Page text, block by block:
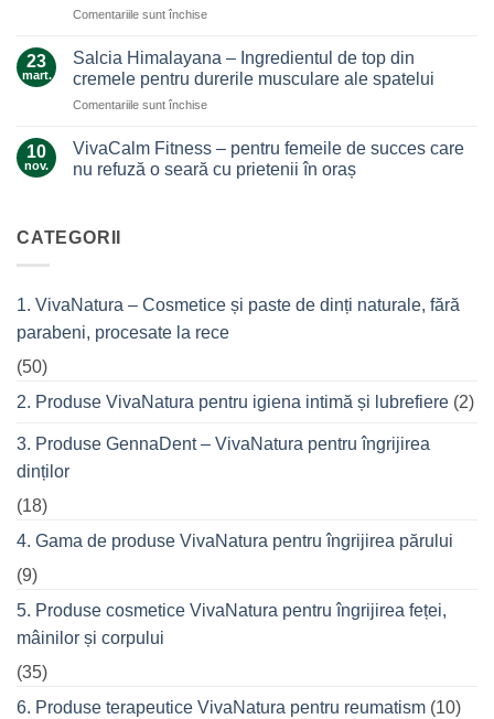
lasă
la…
ne
durerile
Comentariile sunt închisepentru
secrete
ascunde
masca
antiacneică
argilă
23
mart.
Salcia Himalayana – Ingredientul de top din
cremele pentru durerile musculare ale spatelui
Comentariile sunt închisepentru
Himalayana
Ingredientul
musculare
ale
10
nov.
VivaCalm Fitness – pentru femeile de succes care
nu refuză o seară cu prietenii în oraș
VivaCalm
de
care
cu
în
oraș
CATEGORII
1. VivaNatura – Cosmetice și paste de dinți naturale, fără
parabeni, procesate la rece
(50)
2. Produse VivaNatura pentru igiena intimă și lubrefiere (2)
3. Produse GennaDent – VivaNatura pentru îngrijirea
dinților
(18)
4. Gama de produse VivaNatura pentru îngrijirea părului
(9)
5. Produse cosmetice VivaNatura pentru îngrijirea feței,
mâinilor și corpului
(35)
6. Produse terapeutice VivaNatura pentru reumatism (10)